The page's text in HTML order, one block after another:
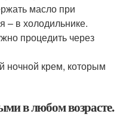
масло при
– в холодильнике.
процедить через
ночной крем, которым
в любом возрасте.